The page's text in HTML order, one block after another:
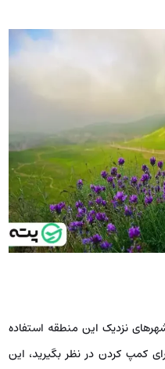
شهرهای نزدیک این منطقه استفاده
کمپ کردن در نظر بگیرید، این